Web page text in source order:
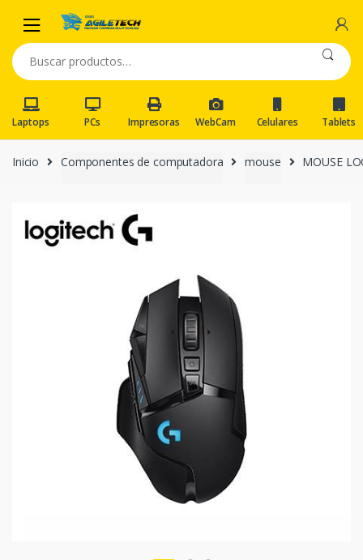
navigation
content
Buscar
por:
Laptops PCs Impresoras WebCam Celulares Tablets
Inicio Componentes de computadora mouse MOUSE